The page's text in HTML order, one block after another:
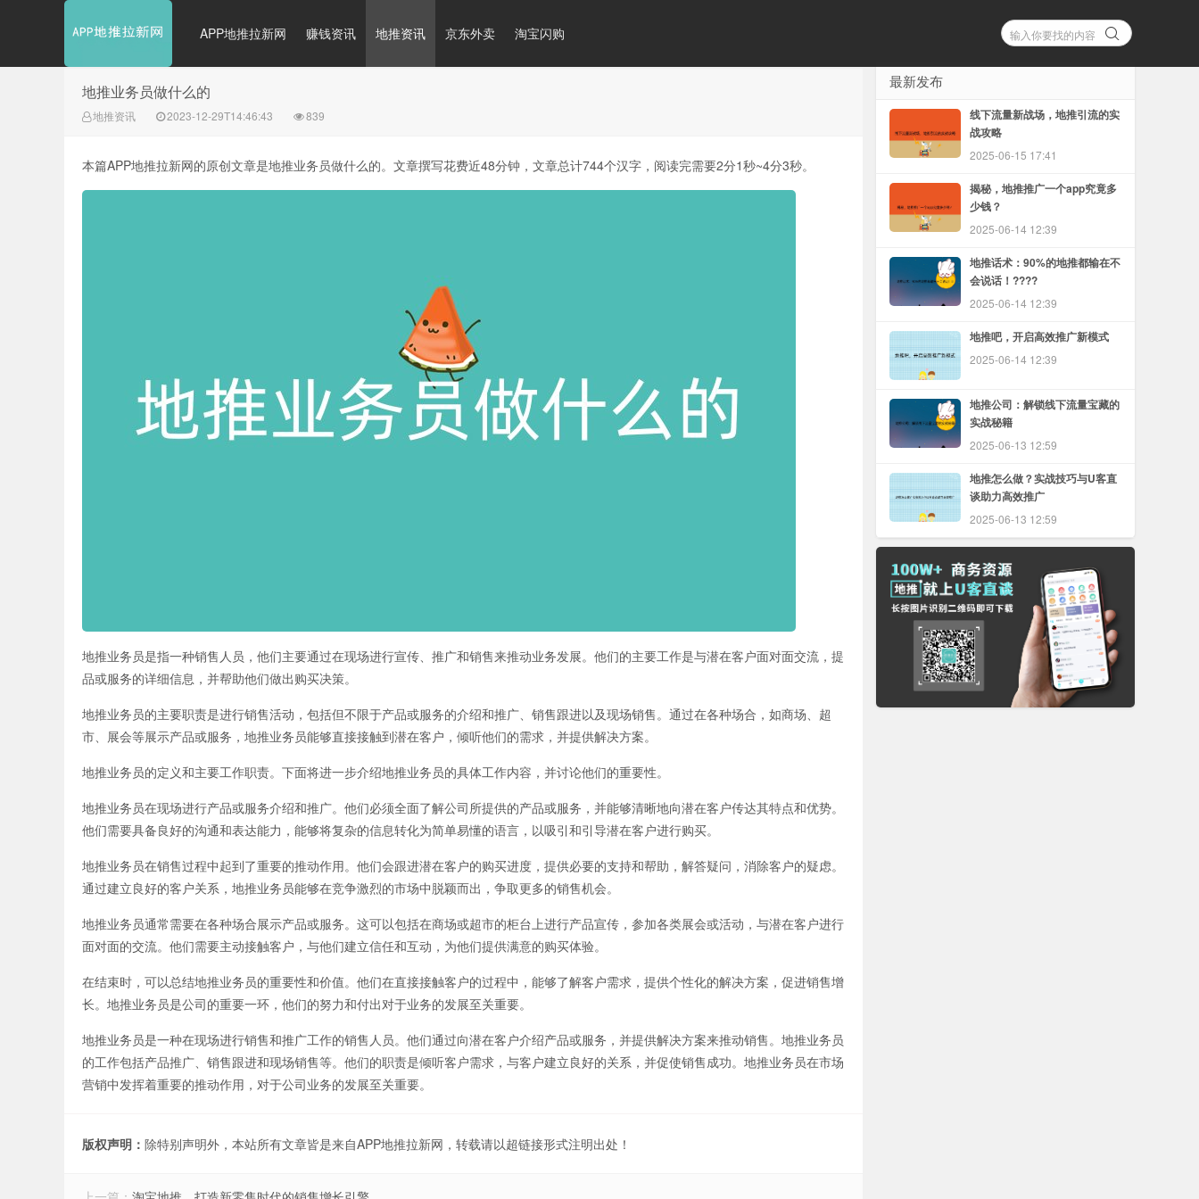
APP地推拉新网 赚钱资讯 地推资讯 京东外卖 淘宝闪购
地推业务员做什么的
地推资讯 2023-12-29T14:46:43 839
本篇APP地推拉新网的原创文章是地推业务员做什么的。文章撰写花费近48分钟，文章总计744个汉字，阅读完需要2分1秒~4分3秒。
地推业务员是指一种销售人员，他们主要通过在现场进行宣传、推广和销售来推动业务发展。他们的主要工作是与潜在客户面对面交流，提
品或服务的详细信息，并帮助他们做出购买决策。
地推业务员的主要职责是进行销售活动，包括但不限于产品或服务的介绍和推广、销售跟进以及现场销售。通过在各种场合，如商场、超
市、展会等展示产品或服务，地推业务员能够直接接触到潜在客户，倾听他们的需求，并提供解决方案。
地推业务员的定义和主要工作职责。下面将进一步介绍地推业务员的具体工作内容，并讨论他们的重要性。
地推业务员在现场进行产品或服务介绍和推广。他们必须全面了解公司所提供的产品或服务，并能够清晰地向潜在客户传达其特点和优势。
他们需要具备良好的沟通和表达能力，能够将复杂的信息转化为简单易懂的语言，以吸引和引导潜在客户进行购买。
地推业务员在销售过程中起到了重要的推动作用。他们会跟进潜在客户的购买进度，提供必要的支持和帮助，解答疑问，消除客户的疑虑。
通过建立良好的客户关系，地推业务员能够在竞争激烈的市场中脱颖而出，争取更多的销售机会。
地推业务员通常需要在各种场合展示产品或服务。这可以包括在商场或超市的柜台上进行产品宣传，参加各类展会或活动，与潜在客户进行
面对面的交流。他们需要主动接触客户，与他们建立信任和互动，为他们提供满意的购买体验。
在结束时，可以总结地推业务员的重要性和价值。他们在直接接触客户的过程中，能够了解客户需求，提供个性化的解决方案，促进销售增
长。地推业务员是公司的重要一环，他们的努力和付出对于业务的发展至关重要。
地推业务员是一种在现场进行销售和推广工作的销售人员。他们通过向潜在客户介绍产品或服务，并提供解决方案来推动销售。地推业务员
的工作包括产品推广、销售跟进和现场销售等。他们的职责是倾听客户需求，与客户建立良好的关系，并促使销售成功。地推业务员在市场
营销中发挥着重要的推动作用，对于公司业务的发展至关重要。
版权声明： 除特别声明外，本站所有文章皆是来自APP地推拉新网，转载请以超链接形式注明出处！
最新发布
线下流量新战场，地推引流的实
战攻略
2025-06-15 17:41
揭秘，地推推广一个app究竟多
少钱？
2025-06-14 12:39
地推话术：90%的地推都输在不
会说话！????
2025-06-14 12:39
地推吧，开启高效推广新模式
2025-06-14 12:39
地推公司：解锁线下流量宝藏的
实战秘籍
2025-06-13 12:59
地推怎么做？实战技巧与U客直
谈助力高效推广
2025-06-13 12:59